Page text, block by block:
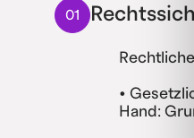
01
•
Hand: